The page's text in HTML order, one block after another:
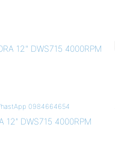
0984664654
12″ DWS715 4000RPM